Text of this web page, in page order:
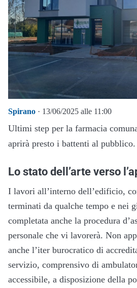
Spirano · 13/06/2025 alle 11:00
Ultimi step per la farmacia
aprirà presto i battenti al pubblico.
Lo stato dell’arte verso
I lavori all’interno dell’edificio,
terminati da qualche tempo e nei
completata anche la procedura
personale che vi lavorerà. Non
anche l’iter burocratico di
servizio, comprensivo di
accessibile, a disposizione della